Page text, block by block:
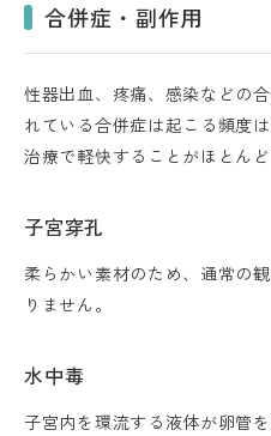
合併症・副作用
性器出血、疼痛、感染などの
れている合併症は起こる頻度
治療で軽快することがほとんど
子宮穿孔
柔らかい素材のため、通常の
りません。
水中毒
子宮内を環流する液体が卵管